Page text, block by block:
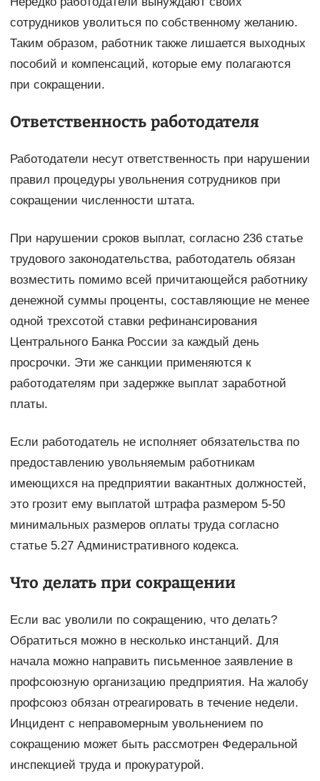
сотрудников уволиться по собственному желанию.
Таким образом, работник также лишается выходных
пособий и компенсаций, которые ему полагаются
при сокращении.
Ответственность работодателя
Работодатели несут ответственность при нарушении
правил процедуры увольнения сотрудников при
сокращении численности штата.
При нарушении сроков выплат, согласно 236 статье
трудового законодательства, работодатель обязан
возместить помимо всей причитающейся работнику
денежной суммы проценты, составляющие не менее
одной трехсотой ставки рефинансирования
Центрального Банка России за каждый день
просрочки. Эти же санкции применяются к
работодателям при задержке выплат заработной
платы.
Если работодатель не исполняет обязательства по
предоставлению увольняемым работникам
имеющихся на предприятии вакантных должностей,
это грозит ему выплатой штрафа размером 5-50
минимальных размеров оплаты труда согласно
статье 5.27 Административного кодекса.
Что делать при сокращении
Если вас уволили по сокращению, что делать?
Обратиться можно в несколько инстанций. Для
начала можно направить письменное заявление в
профсоюзную организацию предприятия. На жалобу
профсоюз обязан отреагировать в течение недели.
Инцидент с неправомерным увольнением по
сокращению может быть рассмотрен Федеральной
инспекцией труда и прокуратурой.